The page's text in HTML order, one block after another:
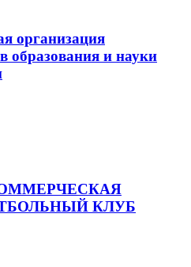
организация
образования и науки
КЛУБ